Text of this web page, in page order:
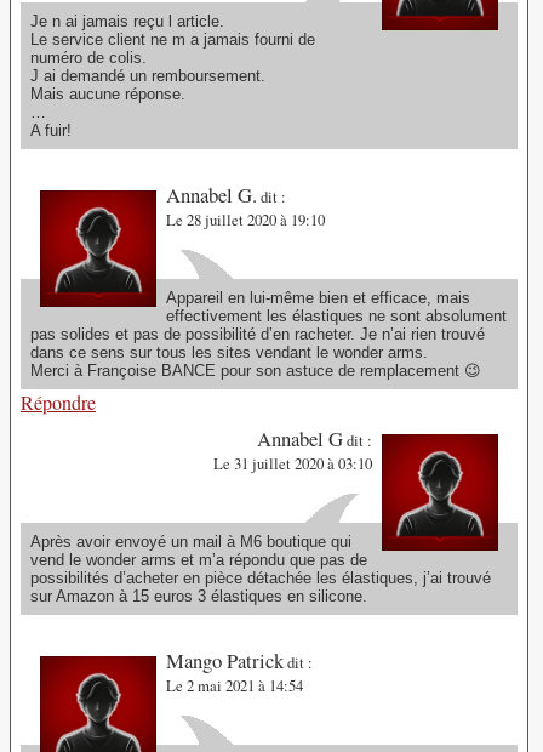
Je n ai jamais reçu l article.
Le service client ne m a jamais fourni de
numéro de colis.
J ai demandé un remboursement.
Mais aucune réponse.
A fuir!
Annabel G. dit :
Le 28 juillet 2020 à 19:10
Appareil en lui-même bien et efficace, mais
effectivement les élastiques ne sont absolument
pas solides et pas de possibilité d’en racheter. Je n’ai rien trouvé
dans ce sens sur tous les sites vendant le wonder arms.
Merci à Françoise BANCE pour son astuce de remplacement 😉
Répondre
Annabel Gdit :
Le 31 juillet 2020 à 03:10
Après avoir envoyé un mail à M6 boutique qui
vend le wonder arms et m’a répondu que pas de
possibilités d’acheter en pièce détachée les élastiques, j’ai trouvé
sur Amazon à 15 euros 3 élastiques en silicone.
Mango Patrickdit :
Le 2 mai 2021 à 14:54